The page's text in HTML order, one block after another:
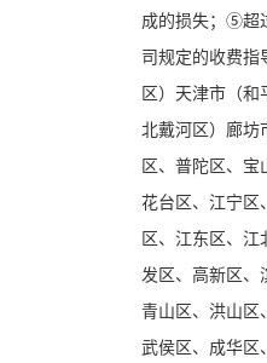
成的损失；⑤超
司规定的收费
区）天津市（和
北戴河区）廊坊
区、普陀区、
花台区、江宁区
区、江东区、
发区、高新区、
青山区、洪山区
武侯区、成华区